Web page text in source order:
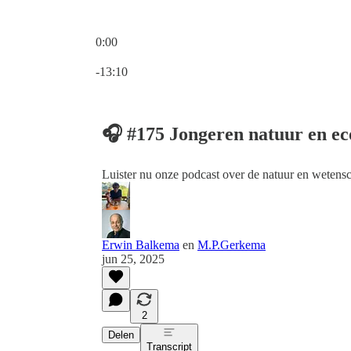
0:00
-13:10
🎧 #175 Jongeren natuur en
Luister nu onze podcast over de natuur en
Erwin Balkema en M.P.Gerkema
jun 25, 2025
2
Delen
Transcript